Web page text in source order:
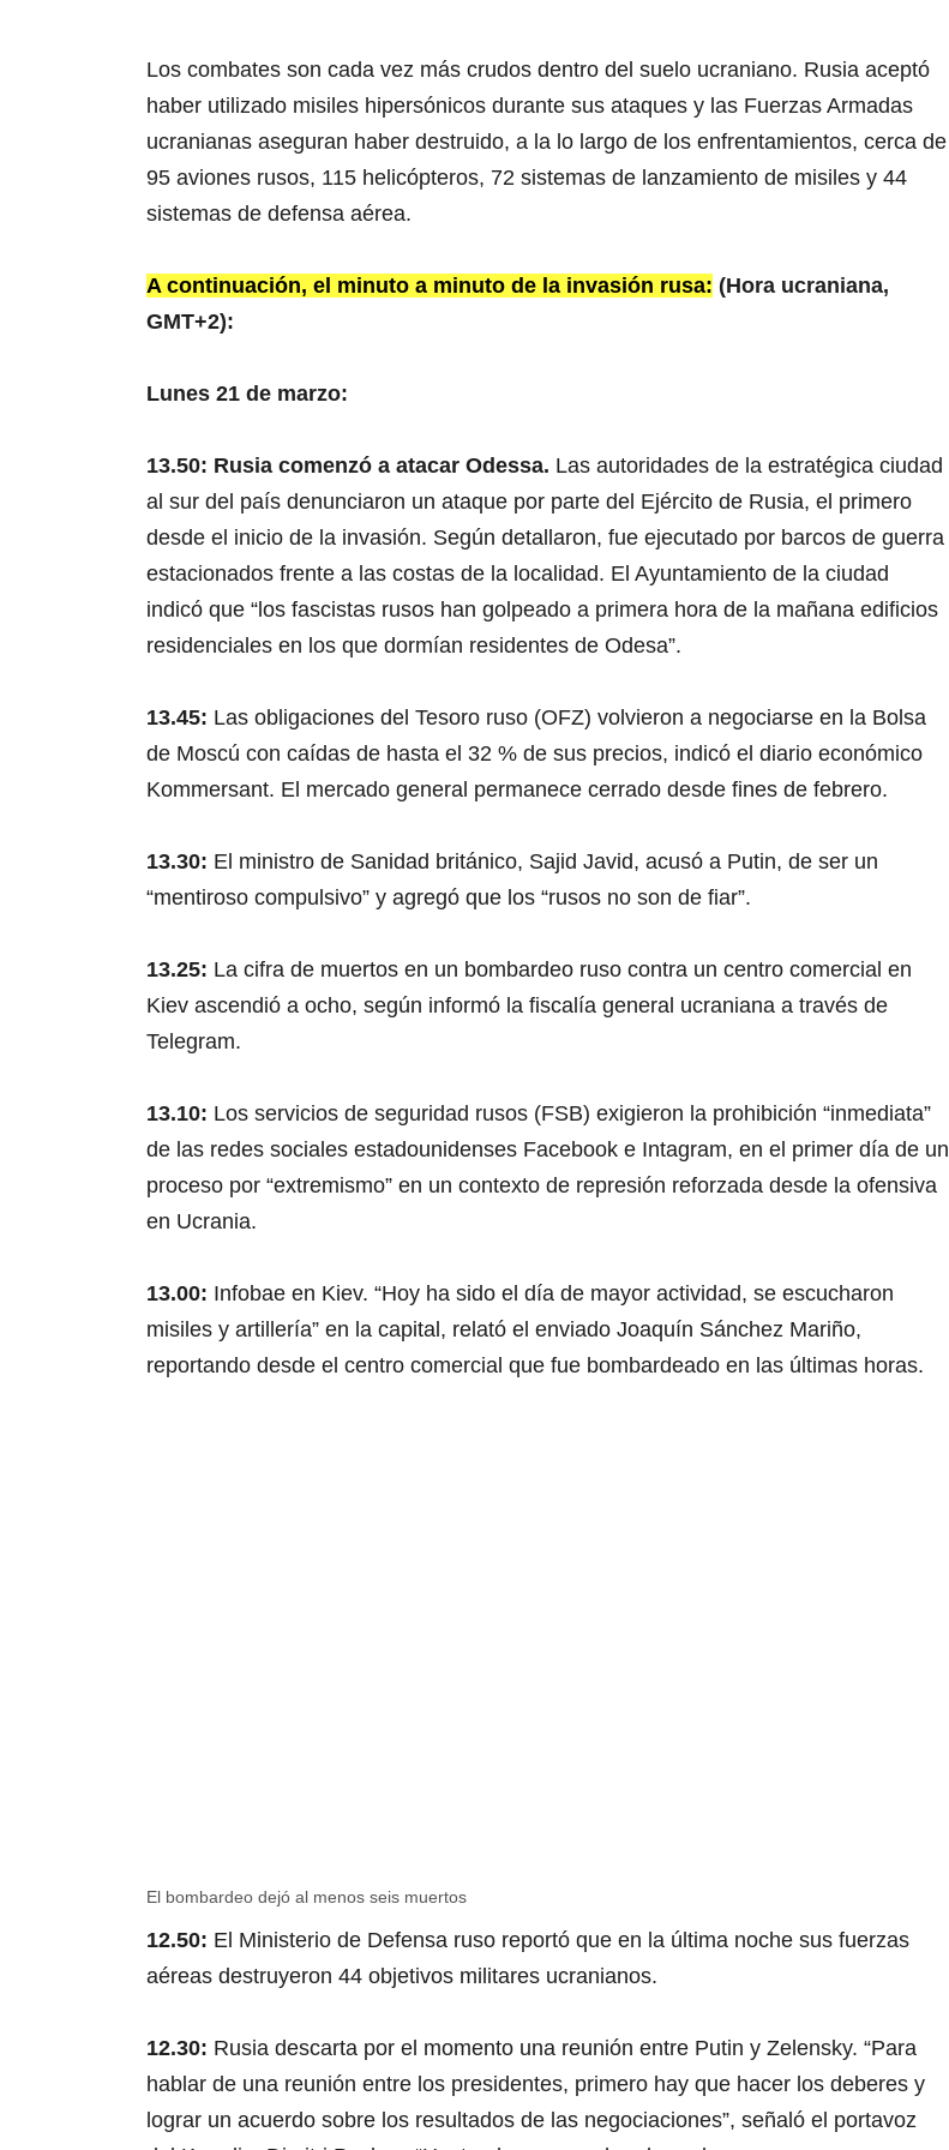
Los combates son cada vez más crudos dentro del suelo ucraniano. Rusia aceptó
haber utilizado misiles hipersónicos durante sus ataques y las Fuerzas Armadas
ucranianas aseguran haber destruido, a la lo largo de los enfrentamientos, cerca de
95 aviones rusos, 115 helicópteros, 72 sistemas de lanzamiento de misiles y 44
sistemas de defensa aérea.
A continuación, el minuto a minuto de la invasión rusa: (Hora ucraniana,
GMT+2):
Lunes 21 de marzo:
13.50: Rusia comenzó a atacar Odessa. Las autoridades de la estratégica ciudad
al sur del país denunciaron un ataque por parte del Ejército de Rusia, el primero
desde el inicio de la invasión. Según detallaron, fue ejecutado por barcos de guerra
estacionados frente a las costas de la localidad. El Ayuntamiento de la ciudad
indicó que “los fascistas rusos han golpeado a primera hora de la mañana edificios
residenciales en los que dormían residentes de Odesa”.
13.45: Las obligaciones del Tesoro ruso (OFZ) volvieron a negociarse en la Bolsa
de Moscú con caídas de hasta el 32 % de sus precios, indicó el diario económico
Kommersant. El mercado general permanece cerrado desde fines de febrero.
13.30: El ministro de Sanidad británico, Sajid Javid, acusó a Putin, de ser un
“mentiroso compulsivo” y agregó que los “rusos no son de fiar”.
13.25: La cifra de muertos en un bombardeo ruso contra un centro comercial en
Kiev ascendió a ocho, según informó la fiscalía general ucraniana a través de
Telegram.
13.10: Los servicios de seguridad rusos (FSB) exigieron la prohibición “inmediata”
de las redes sociales estadounidenses Facebook e Intagram, en el primer día de un
proceso por “extremismo” en un contexto de represión reforzada desde la ofensiva
en Ucrania.
13.00: Infobae en Kiev. “Hoy ha sido el día de mayor actividad, se escucharon
misiles y artillería” en la capital, relató el enviado Joaquín Sánchez Mariño,
reportando desde el centro comercial que fue bombardeado en las últimas horas.
Ataque ruso a un centro comercial en Kiev
El bombardeo dejó al menos seis muertos
12.50: El Ministerio de Defensa ruso reportó que en la última noche sus fuerzas
aéreas destruyeron 44 objetivos militares ucranianos.
12.30: Rusia descarta por el momento una reunión entre Putin y Zelensky. “Para
hablar de una reunión entre los presidentes, primero hay que hacer los deberes y
lograr un acuerdo sobre los resultados de las negociaciones”, señaló el portavoz